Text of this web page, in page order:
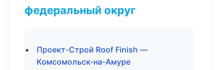
федеральный округ
Проект-Строй Roof Finish —
Комсомольск-на-Амуре